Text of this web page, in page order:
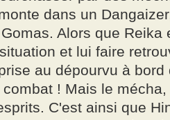
dans un
Alors que
et lui faire
au dépourvu à
! Mais le
C'est ainsi que